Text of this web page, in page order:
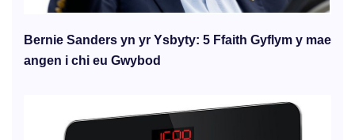
Bernie Sanders yn yr Ysbyty: 5 Ffaith Gyflym y mae
angen i chi eu Gwybod